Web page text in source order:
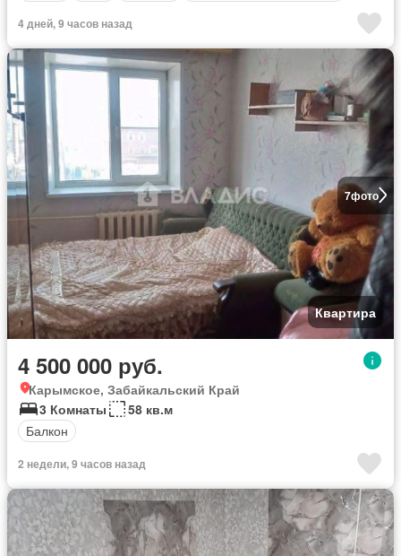
4 дней, 9 часов назад
7фото
Квартира
4 500 000 руб.
Карымское, Забайкальский Край
3 Комнаты
58 кв.м
Балкон
2 недели, 9 часов назад